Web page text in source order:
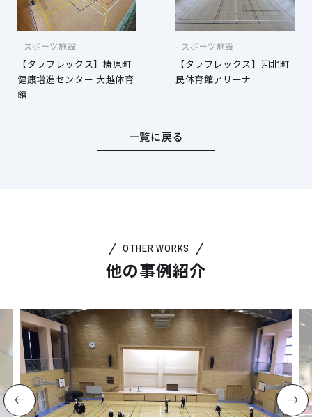
スポーツ施設
【タラフレックス】梼原町
健康増進センター 大越体育
館
スポーツ施設
【タラフレックス】河北町
民体育館アリーナ
一覧に戻る
OTHER WORKS
他の事例紹介